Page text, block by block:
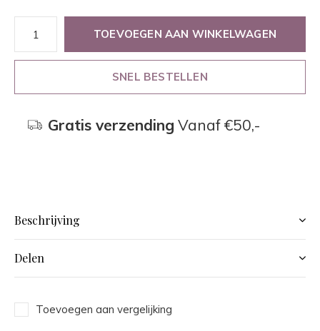
TOEVOEGEN AAN WINKELWAGEN
SNEL BESTELLEN
Gratis verzending Vanaf €50,-
Beschrijving
Delen
Toevoegen aan vergelijking